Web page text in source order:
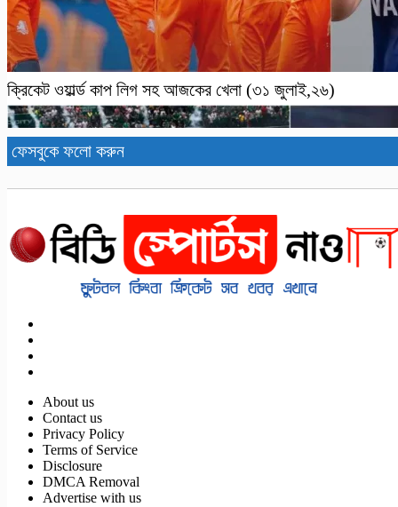
ক্রিকেট ওয়ার্ল্ড কাপ লিগ সহ আজকের খেলা (৩১ জুলাই,২৬)
পর্তুগাল-ক্রোয়েশিয়া বিশ্বকাপ ফুটবল ম্যাচসহ আজকের খেলা (২
জুলাই,২০২৬)
ফেসবুকে ফলো করুন
About us
Contact us
Privacy Policy
Terms of Service
Disclosure
DMCA Removal
Advertise with us